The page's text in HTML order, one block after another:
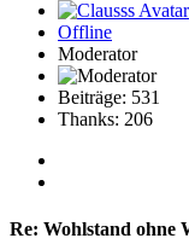
Offline
Moderator
Beiträge: 531
Thanks: 206
Re: Wohlstand ohne